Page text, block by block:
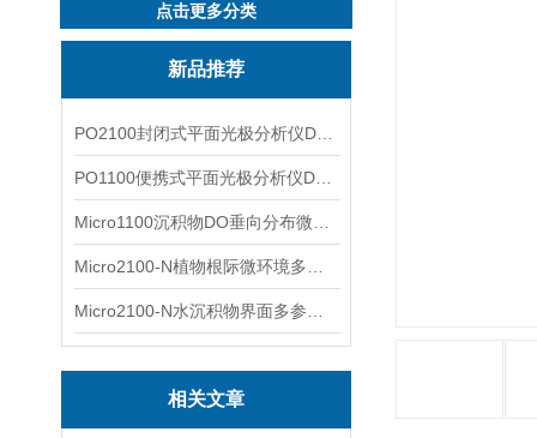
点击更多分类
新品推荐
相关文章